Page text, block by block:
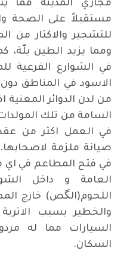
مجاري المدينة مما
مستقبلاً على الصحة
للتشجير والاكثار من
ومما يزيد الطين بلّة،
في الشوارع الفرعية
الاسود في المناطق دون
من لدن الدوائر المعنية
السامة من تلك
في العمل اكثر من
صيانة ملزمة
في فتح المطاعم في اي
العامة و داخل
اللحوم(الگص) خارج
والخطير بسبب
السيارات مما له
السكان.